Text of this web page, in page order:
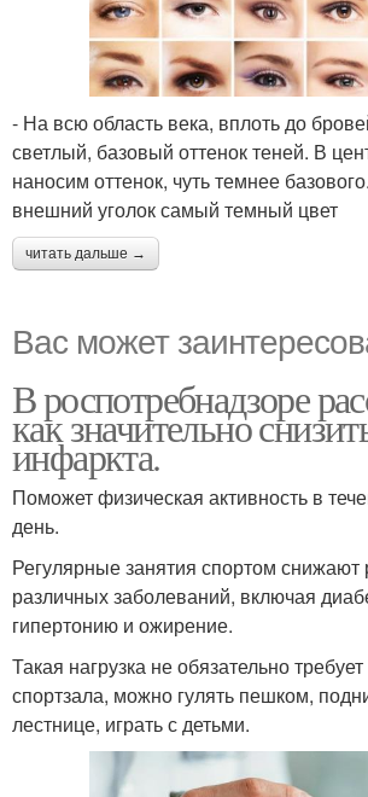
- На всю область века, вплоть до
светлый, базовый оттенок теней. В
наносим оттенок, чуть темнее
внешний уголок самый темный цвет
читать дальше →
Вас может
В роспотребнадзоре
как значительно
инфаркта.
Поможет физическая активность в
день.
Регулярные занятия спортом снижают
различных заболеваний, включая
гипертонию и ожирение.
Такая нагрузка не обязательно
спортзала, можно гулять пешком,
лестнице, играть с детьми.